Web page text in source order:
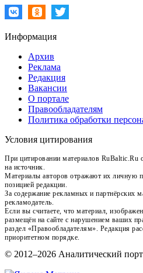
Информация
Архив
Реклама
Редакция
Вакансии
О портале
Правообладателям
Политика обработки
Условия цитирования
При цитировании материалов RuBaltic.Ru
на источник.
Материалы авторов отражают их личную
позицией редакции.
За содержание рекламных и партнёрских
рекламодатель.
Если вы считаете, что материал,
размещён на сайте с нарушением ваших
раздел «Правообладателям». Редакция
приоритетном порядке.
© 2012–2026 Аналитический